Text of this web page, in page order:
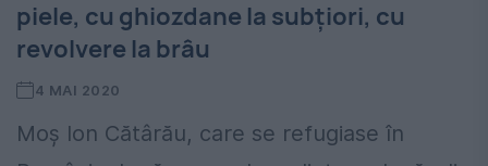
piele, cu ghiozdane la subțiori, cu
revolvere la brâu
4 MAI 2020
Moș Ion Cătârău, care se refugiase în